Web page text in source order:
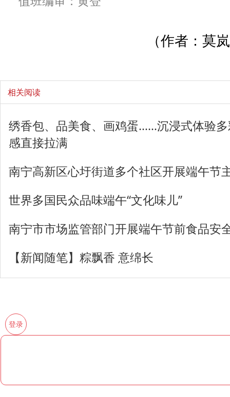
（作者：莫
相关阅读
绣香包、品美食、画鸡蛋……沉浸式体验
感直接拉满
南宁高新区心圩街道多个社区开展端午节
世界多国民众品味端午“文化味儿”
南宁市市场监管部门开展端午节前食品安
【新闻随笔】粽飘香 意绵长
登录